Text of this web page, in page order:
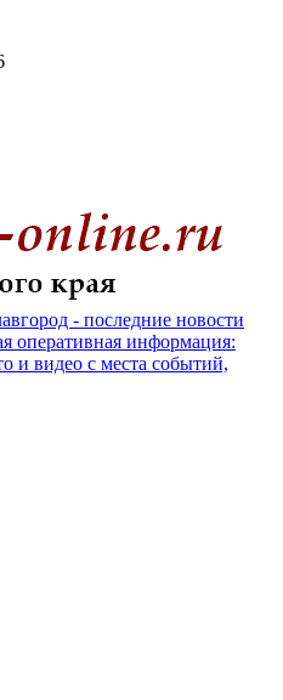
- последние новости
оперативная информация:
и видео с места событий,